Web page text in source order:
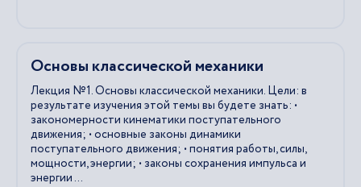
Основы классической механики
Лекция №1. Основы классической механики. Цели: в
результате изучения этой темы вы будете знать: •
закономерности кинематики поступательного
движения; • основные законы динамики
поступательного движения; • понятия работы, силы,
мощности, энергии; • законы сохранения импульса и
энергии ...